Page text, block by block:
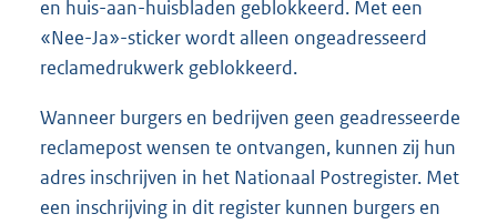
en huis-aan-huisbladen geblokkeerd. Met een
«Nee-Ja»-sticker wordt alleen ongeadresseerd
reclamedrukwerk geblokkeerd.
Wanneer burgers en bedrijven geen geadresseerde
reclamepost wensen te ontvangen, kunnen zij hun
adres inschrijven in het Nationaal Postregister. Met
een inschrijving in dit register kunnen burgers en